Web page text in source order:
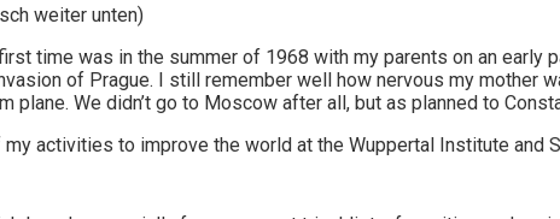
weiter unten)
time was in the summer of 1968 with my parents on an
of Prague. I still remember well how nervous my
plane. We didn’t go to Moscow after all, but as planned to
activities to improve the world at the Wuppertal Institute and